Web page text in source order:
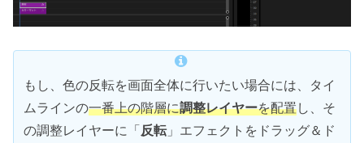
もし、色の反転を画面全体に行いたい場合には、タイ
ムラインの一番上の階層に調整レイヤーを配置し、そ
の調整レイヤーに「反転」エフェクトをドラッグ＆ド